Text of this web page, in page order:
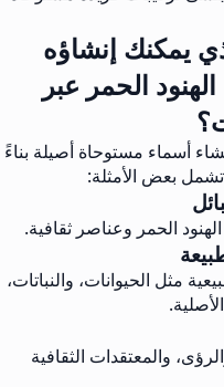
يمكنك إنشاؤه
الحمر عبر
أسماء مستوحاة أصيلة بناءً
بعض الأمثلة:
الحمر وعناصر ثقافية.
مثل الحيوانات، والنباتات،
والمعتقدات الثقافية